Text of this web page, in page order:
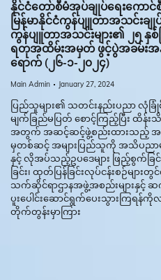
နိုင်ငံတော်စီမံအုပ်ချုပ်ရေးကောင်စီ
မြန်မာနိုင်ငံကွန်ပျူတာအသင်းချု
ကွန်ပျူတာအသင်းများ၏ ၂၅ နှ
ရတုအထိမ်းအမှတ် ဖွင့်ပွဲအခမ်းအ
ရောက် (၂၆-၁-၂၀၂၄)
Main Admin January 27, 2024
ပြည်သူများ၏ သတင်းနည်းပညာ လုံခ
မျက်ခြည်မပြတ် စောင့်ကြည့်ပြီး ထိန်းသိ
အတွက် အဆင့်ဆင့်ဖွဲ့စည်းထားသည့် အဖွဲ့
မှတစ်ဆင့် အများပြည်သူကို အသိပညာမျာ
နှင့် လိုအပ်သည့်ဥပဒေများ ဖြည့်စွက်ခြင်
ခြင်း၊ ထုတ်ပြန်ခြင်းလုပ်ငန်းစဉ်များ
သက်ဆိုင်ရာဌာနအဖွဲ့အစည်းများနှင့်
ပူးပေါင်းဆောင်ရွက်ပေးသွားကြရန်ကို
တိုက်တွန်းမှာကြား